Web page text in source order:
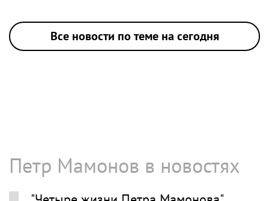
Все новости по теме на сегодня
Петр Мамонов в новостях